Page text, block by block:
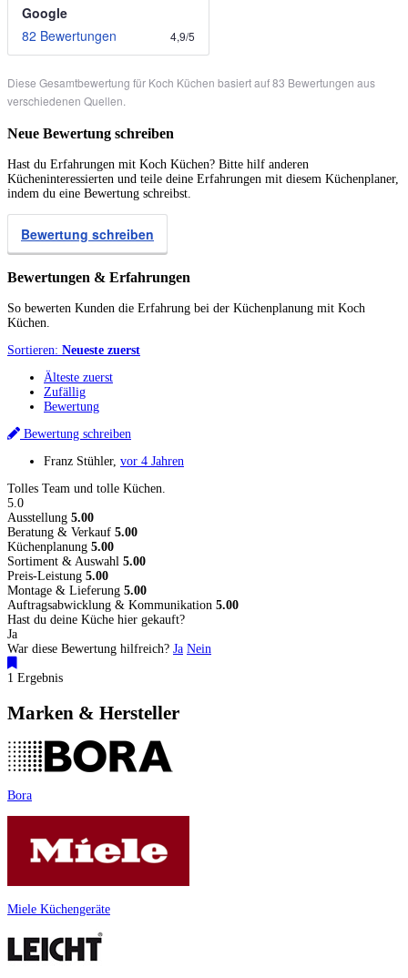
Google
82 Bewertungen
4,9/5
Diese Gesamtbewertung für Koch Küchen basiert auf 83 Bewertungen aus
verschiedenen Quellen.
Neue Bewertung schreiben
Hast du Erfahrungen mit Koch Küchen? Bitte hilf anderen
Kücheninteressierten und teile deine Erfahrungen mit diesem Küchenplaner,
indem du eine Bewertung schreibst.
Bewertung schreiben
Bewertungen & Erfahrungen
So bewerten Kunden die Erfahrung bei der Küchenplanung mit Koch
Küchen.
Sortieren: Neueste zuerst
Älteste zuerst
Zufällig
Bewertung
Bewertung schreiben
Franz Stühler, vor 4 Jahren
Tolles Team und tolle Küchen.
5.0
Ausstellung 5.00
Beratung & Verkauf 5.00
Küchenplanung 5.00
Sortiment & Auswahl 5.00
Preis-Leistung 5.00
Montage & Lieferung 5.00
Auftragsabwicklung & Kommunikation 5.00
Hast du deine Küche hier gekauft?
Ja
War diese Bewertung hilfreich? Ja Nein
1 Ergebnis
Marken & Hersteller
Bora
Miele Küchengeräte